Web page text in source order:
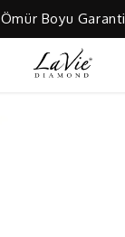
Ömür Boyu Garanti